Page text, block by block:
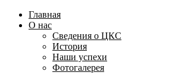
Главная
О нас
Сведения о ЦКС
История
Наши успехи
Фотогалерея